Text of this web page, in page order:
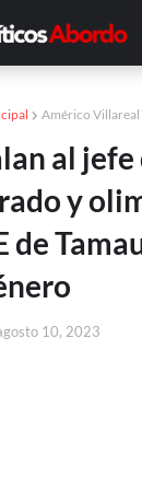
Américo Villareal
al
y
de
10, 2023